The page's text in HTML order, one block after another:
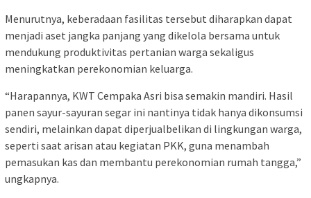
Menurutnya, keberadaan fasilitas tersebut diharapkan dapat
menjadi aset jangka panjang yang dikelola bersama untuk
mendukung produktivitas pertanian warga sekaligus
meningkatkan perekonomian keluarga.
“Harapannya, KWT Cempaka Asri bisa semakin mandiri. Hasil
panen sayur-sayuran segar ini nantinya tidak hanya dikonsumsi
sendiri, melainkan dapat diperjualbelikan di lingkungan warga,
seperti saat arisan atau kegiatan PKK, guna menambah
pemasukan kas dan membantu perekonomian rumah tangga,”
ungkapnya.